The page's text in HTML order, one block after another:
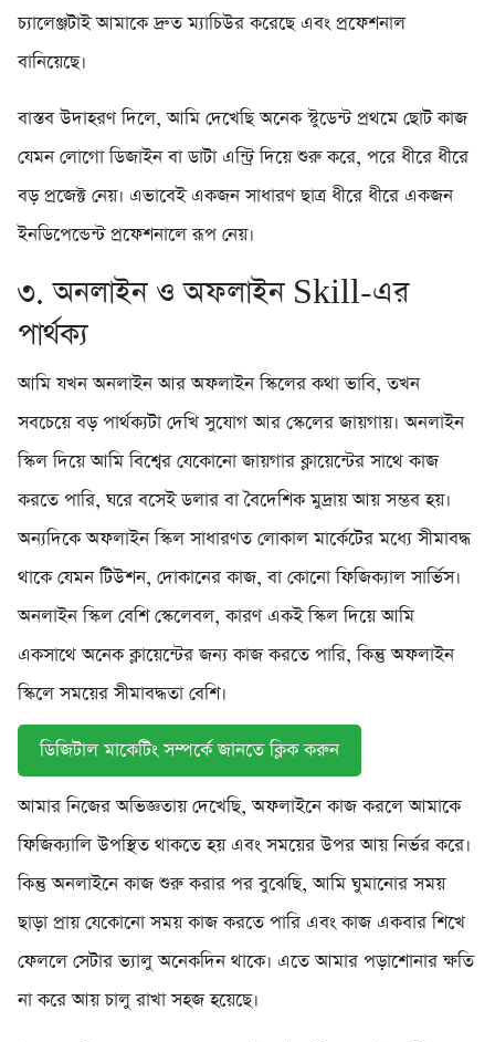
চ্যালেঞ্জটাই আমাকে দ্রুত ম্যাচিউর করেছে এবং প্রফেশনাল
বানিয়েছে।
বাস্তব উদাহরণ দিলে, আমি দেখেছি অনেক স্টুডেন্ট প্রথমে ছোট কাজ
যেমন লোগো ডিজাইন বা ডাটা এন্ট্রি দিয়ে শুরু করে, পরে ধীরে ধীরে
বড় প্রজেক্ট নেয়। এভাবেই একজন সাধারণ ছাত্র ধীরে ধীরে একজন
ইনডিপেন্ডেন্ট প্রফেশনালে রূপ নেয়।
৩. অনলাইন ও অফলাইন Skill-এর
পার্থক্য
আমি যখন অনলাইন আর অফলাইন স্কিলের কথা ভাবি, তখন
সবচেয়ে বড় পার্থক্যটা দেখি সুযোগ আর স্কেলের জায়গায়। অনলাইন
স্কিল দিয়ে আমি বিশ্বের যেকোনো জায়গার ক্লায়েন্টের সাথে কাজ
করতে পারি, ঘরে বসেই ডলার বা বৈদেশিক মুদ্রায় আয় সম্ভব হয়।
অন্যদিকে অফলাইন স্কিল সাধারণত লোকাল মার্কেটের মধ্যে সীমাবদ্ধ
থাকে যেমন টিউশন, দোকানের কাজ, বা কোনো ফিজিক্যাল সার্ভিস।
অনলাইন স্কিল বেশি স্কেলেবল, কারণ একই স্কিল দিয়ে আমি
একসাথে অনেক ক্লায়েন্টের জন্য কাজ করতে পারি, কিন্তু অফলাইন
স্কিলে সময়ের সীমাবদ্ধতা বেশি।
ডিজিটাল মাকেটিং সম্পর্কে জানতে ক্লিক করুন
আমার নিজের অভিজ্ঞতায় দেখেছি, অফলাইনে কাজ করলে আমাকে
ফিজিক্যালি উপস্থিত থাকতে হয় এবং সময়ের উপর আয় নির্ভর করে।
কিন্তু অনলাইনে কাজ শুরু করার পর বুঝেছি, আমি ঘুমানোর সময়
ছাড়া প্রায় যেকোনো সময় কাজ করতে পারি এবং কাজ একবার শিখে
ফেললে সেটার ভ্যালু অনেকদিন থাকে। এতে আমার পড়াশোনার ক্ষতি
না করে আয় চালু রাখা সহজ হয়েছে।